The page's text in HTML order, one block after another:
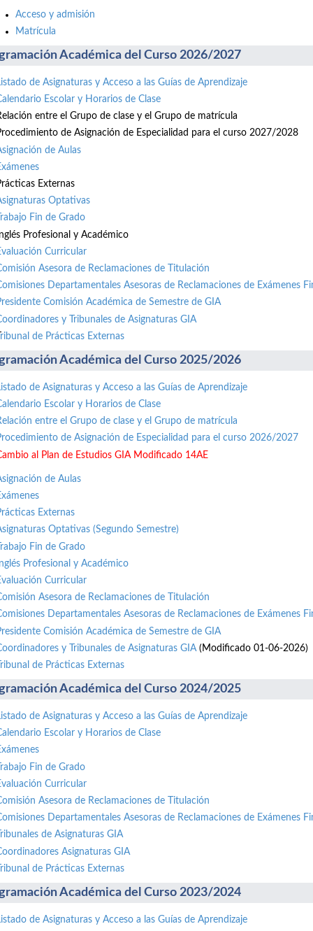
Acceso y admisión
Matrícula
Académica del Curso 2026/2027
de Asignaturas y Acceso a las Guías de Aprendizaje
Escolar y Horarios de Clase
entre el Grupo de clase y el Grupo de matrícula
de Asignación de Especialidad para el curso 2027/2028
de Aulas
Externas
Optativas
Fin de Grado
Profesional y Académico
Curricular
Asesora de Reclamaciones de Titulación
Departamentales Asesoras de Reclamaciones de Exámenes
Comisión Académica de Semestre de GIA
y Tribunales de Asignaturas GIA
ribunal de Prácticas Externas
Académica del Curso 2025/2026
de Asignaturas y Acceso a las Guías de Aprendizaje
Escolar y Horarios de Clase
entre el Grupo de clase y el Grupo de matrícula
de Asignación de Especialidad para el curso 2026/2027
al Plan de Estudios GIA Modificado 14AE
de Aulas
Externas
Optativas (Segundo Semestre)
Fin de Grado
Profesional y Académico
Curricular
Asesora de Reclamaciones de Titulación
Departamentales Asesoras de Reclamaciones de Exámenes
Comisión Académica de Semestre de GIA
y Tribunales de Asignaturas GIA (Modificado 01-06-2026)
de Prácticas Externas
Académica del Curso 2024/2025
de Asignaturas y Acceso a las Guías de Aprendizaje
Escolar y Horarios de Clase
Fin de Grado
Curricular
Asesora de Reclamaciones de Titulación
Departamentales Asesoras de Reclamaciones de Exámenes
de Asignaturas GIA
Asignaturas GIA
de Prácticas Externas
Académica del Curso 2023/2024
de Asignaturas y Acceso a las Guías de Aprendizaje